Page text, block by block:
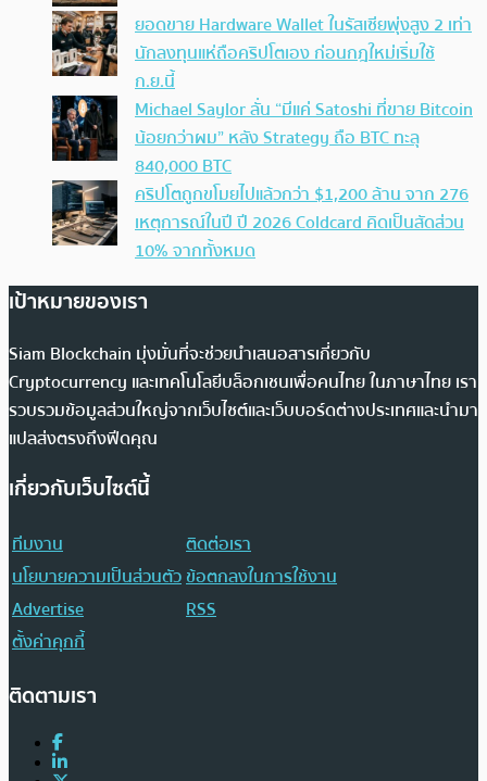
ยอดขาย Hardware Wallet ในรัสเซียพุ่งสูง 2 เท่า
นักลงทุนแห่ถือคริปโตเอง ก่อนกฎใหม่เริ่มใช้
ก.ย.นี้
Michael Saylor ลั่น “มีแค่ Satoshi ที่ขาย Bitcoin
น้อยกว่าผม” หลัง Strategy ถือ BTC ทะลุ
840,000 BTC
คริปโตถูกขโมยไปแล้วกว่า $1,200 ล้าน จาก 276
เหตุการณ์ในปี ปี 2026 Coldcard คิดเป็นสัดส่วน
10% จากทั้งหมด
เป้าหมายของเรา
Siam Blockchain มุ่งมั่นที่จะช่วยนำเสนอสารเกี่ยวกับ
Cryptocurrency และเทคโนโลยีบล็อกเชนเพื่อคนไทย ในภาษาไทย เรา
รวบรวมข้อมูลส่วนใหญ่จากเว็บไซต์และเว็บบอร์ดต่างประเทศและนำมา
แปลส่งตรงถึงฟีดคุณ
เกี่ยวกับเว็บไซต์นี้
ทีมงาน
ติดต่อเรา
นโยบายความเป็นส่วนตัวข้อตกลงในการใช้งาน
Advertise
RSS
ตั้งค่าคุกกี้
ติดตามเรา